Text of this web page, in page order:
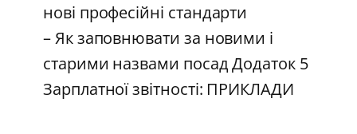
нові професійні стандарти
– Як заповнювати за новими і
старими назвами посад Додаток 5
Зарплатної звітності: ПРИКЛАДИ